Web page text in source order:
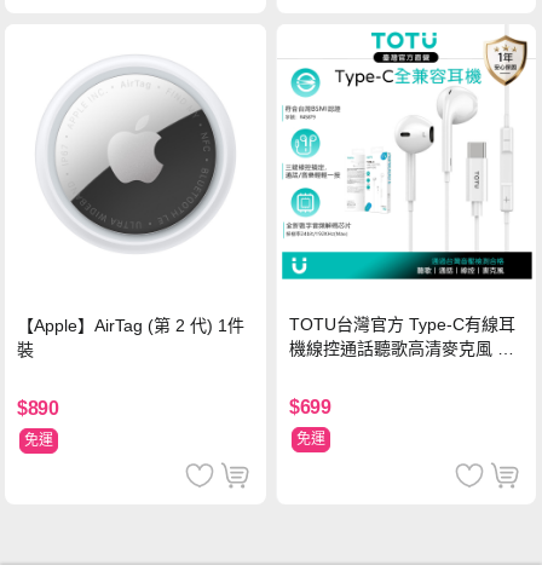
【Apple】AirTag (第 2 代) 1件
裝
$890
免運
TOTU台灣官方 Type-C有線耳
機線控通話聽歌高清麥克風 耀
卓 通過台灣BSMI認證
$699
免運